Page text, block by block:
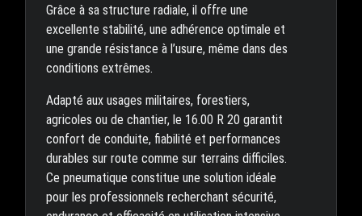
Grâce à sa structure radiale, il offre une
excellente stabilité, une adhérence optimale et
une grande résistance à l’usure, même dans des
conditions extrêmes.
Adapté aux usages militaires, forestiers,
agricoles ou de chantier, le 16.00 R 20 garantit
confort de conduite, fiabilité et performances
durables sur route comme sur terrains difficiles.
Ce pneumatique constitue une solution idéale
pour les professionnels recherchant sécurité,